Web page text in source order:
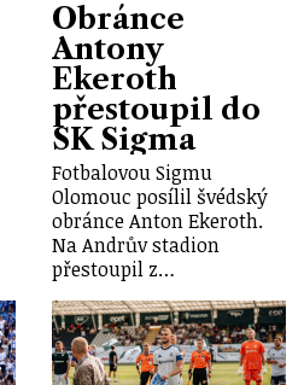
Obránce
Antony
Ekeroth
přestoupil do
SK Sigma
Fotbalovou Sigmu
Olomouc posílil švédský
obránce Anton Ekeroth.
Na Andrův stadion
přestoupil z…